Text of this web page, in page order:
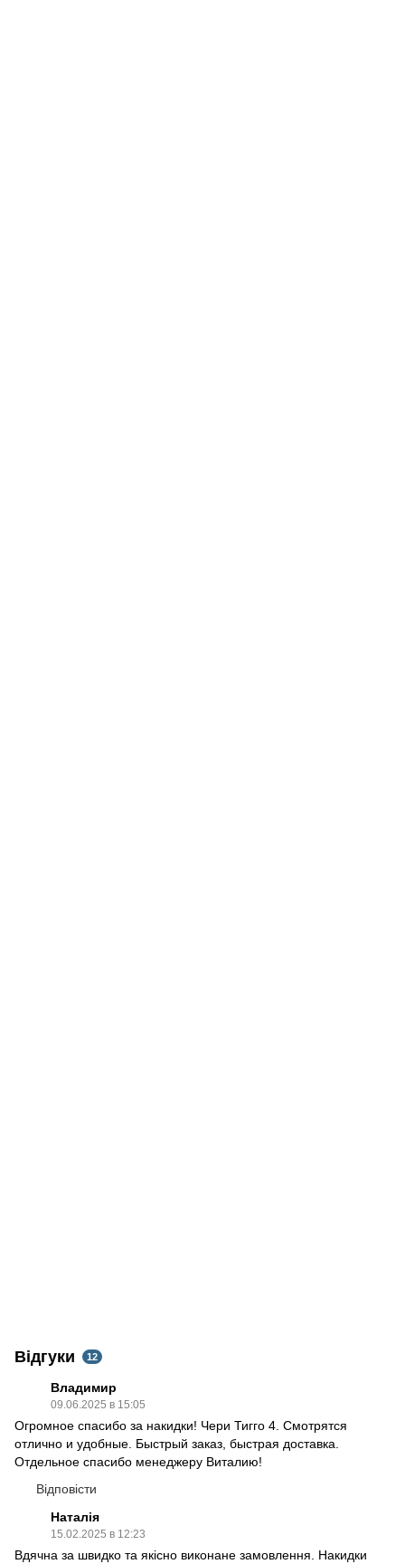
Відгуки 12
Владимир
09.06.2025 в 15:05
Огромное спасибо за накидки! Чери Тигго 4. Смотрятся
отлично и удобные. Быстрый заказ, быстрая доставка.
Отдельное спасибо менеджеру Виталию!
Відповісти
Наталія
15.02.2025 в 12:23
Вдячна за швидко та якісно виконане замовлення. Накидки